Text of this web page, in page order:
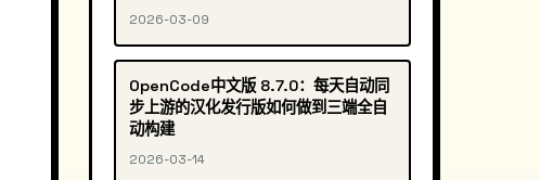
2026-03-09
OpenCode中文版 8.7.0：每天自动同
步上游的汉化发行版如何做到三端全自
动构建
2026-03-14